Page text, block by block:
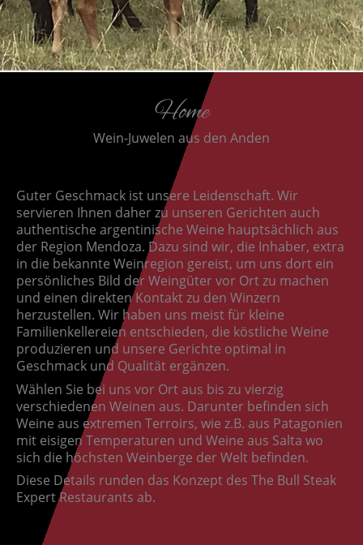
Home
Wein-Juwelen aus den Anden
Guter Geschmack ist unsere Leidenschaft. Wir
servieren Ihnen daher zu unseren Gerichten auch
authentische argentinische Weine hauptsächlich aus
der Region Mendoza. Dazu sind wir, die Inhaber, extra
in die bekannte Weinregion gereist, um uns dort ein
persönliches Bild der Weingüter vor Ort zu machen
und einen direkten Kontakt zu den Winzern
herzustellen. Wir haben uns meist für kleine
Familienkellereien entschieden, die köstliche Weine
produzieren und unsere Gerichte optimal in
Geschmack und Qualität ergänzen.
Wählen Sie bei uns vor Ort aus bis zu vierzig
verschiedenen Weinen aus. Darunter befinden sich
Weine aus extremen Terroirs, wie z.B. aus Patagonien
mit eisigen Temperaturen und Weine aus Salta wo
sich die höchsten Weinberge der Welt befinden.
Diese Details runden das Konzept des The Bull Steak
Expert Restaurants ab.